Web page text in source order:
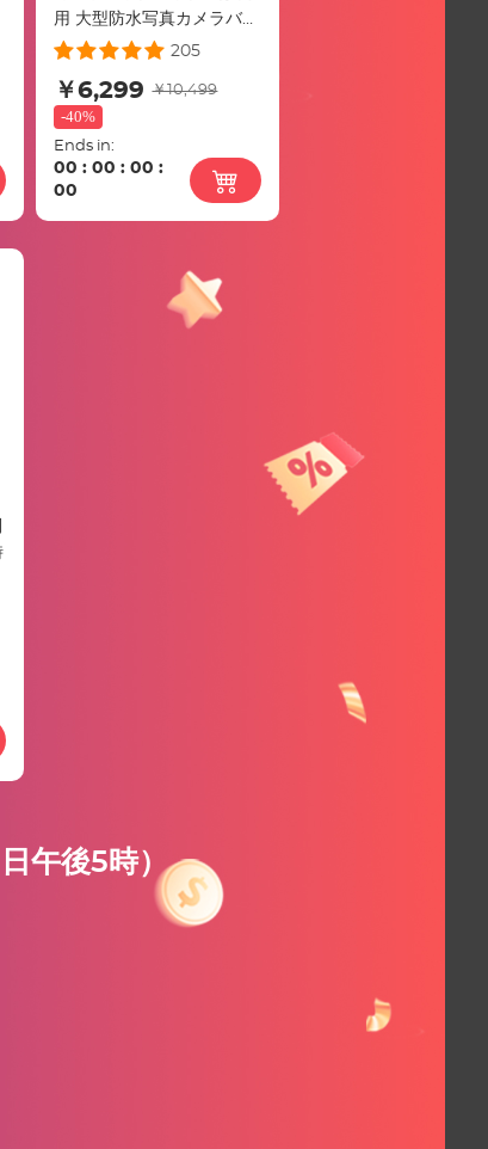
用 大型防水写真カメラバッ
グ ラップトップ/三脚コン
レディース ブラック
205
￥6,299 ￥10,499
-40%
Ends in:
00 :00 :00 :
00
午後5時）